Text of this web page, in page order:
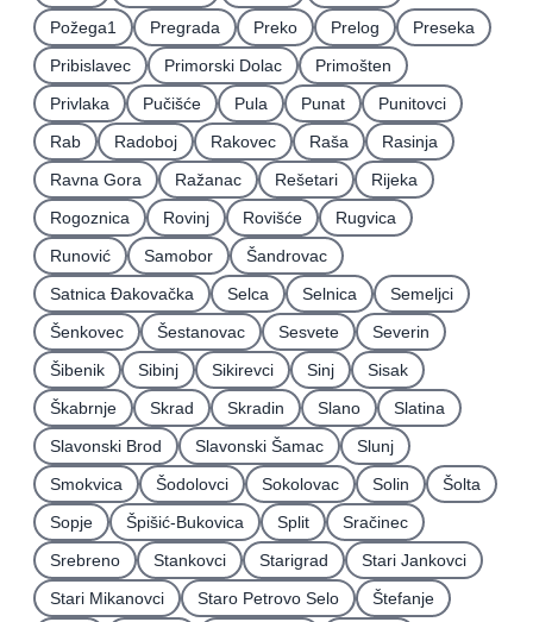
Požega1
Pregrada Preko Prelog
Preseka
Pribislavec
Primorski Dolac
Primošten
Privlaka
Pučišće Pula Punat
Punitovci
Rab
Radoboj Rakovec Raša
Rasinja
Ravna Gora
Ražanac Rešetari
Rijeka
Rogoznica
Rovinj Rovišće
Rugvica
Runović
Samobor
Šandrovac
Satnica Ðakovačka
Selca Selnica
Semeljci
Šenkovec
Šestanovac Sesvete
Severin
Šibenik
Sibinj Sikirevci Sinj
Sisak
Škabrnje
Skrad Skradin Slano
Slatina
Slavonski Brod
Slavonski Šamac
Slunj
Smokvica
Šodolovci Sokolovac Solin
Šolta
Sopje
Špišić-Bukovica Split
Sračinec
Srebreno
Stankovci Starigrad
Stari Jankovci
Stari Mikanovci
Staro Petrovo Selo
Štefanje